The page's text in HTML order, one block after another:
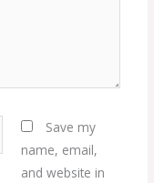
Save my
name, email,
and website in